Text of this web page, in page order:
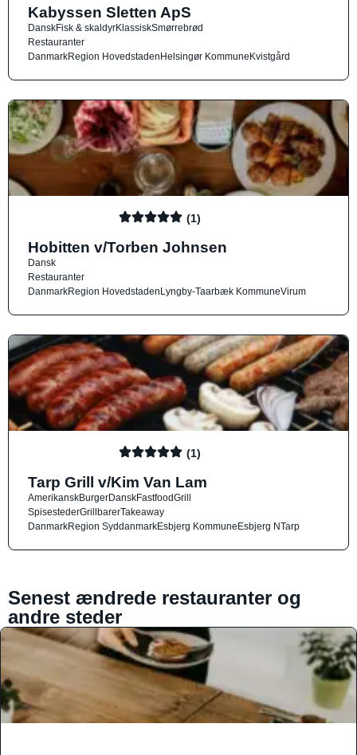
Kabyssen Sletten ApS
DanskFisk & skaldyrKlassiskSmørrebrød
Restauranter
DanmarkRegion HovedstadenHelsingør KommuneKvistgård
(1)
Hobitten v/Torben Johnsen
Dansk
Restauranter
DanmarkRegion HovedstadenLyngby-Taarbæk KommuneVirum
(1)
Tarp Grill v/Kim Van Lam
AmerikanskBurgerDanskFastfoodGrill
SpisestederGrillbarerTakeaway
DanmarkRegion SyddanmarkEsbjerg KommuneEsbjerg NTarp
Senest ændrede restauranter og
andre steder